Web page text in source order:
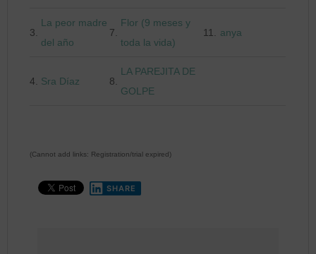
3.
La peor madre
del año
7.
Flor (9 meses y
toda la vida)
11. anya
4. Sra Díaz 8.
LA PAREJITA DE
GOLPE
(Cannot add links: Registration/trial expired)
SHARE